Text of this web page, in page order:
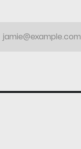
jamie@example.com